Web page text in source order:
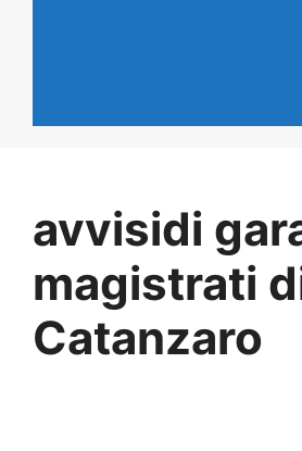
avvisidi
magistrati
Catanzaro